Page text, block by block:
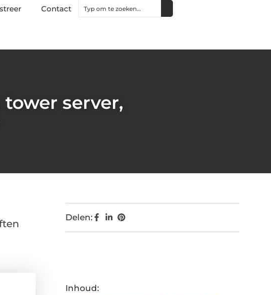
Contact
tower server,
Delen:
Inhoud: